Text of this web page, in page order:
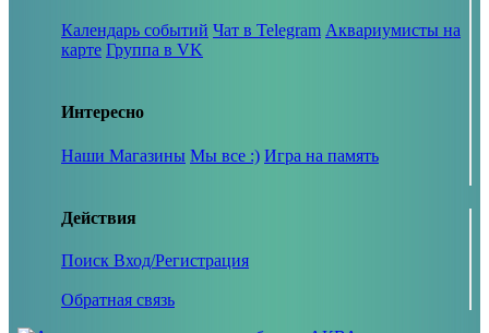
Календарь событий Чат в Telegram Аквариумисты на
карте Группа в VK
Интересно
Наши Магазины Мы все :) Игра на память
Действия
Поиск Вход/Регистрация
Обратная связь